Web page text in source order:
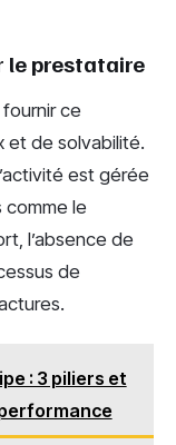
le prestataire
ce
et de solvabilité.
est gérée
comme le
l’absence de
de
: 3 piliers et